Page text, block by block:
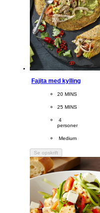
Fajita med kylling
CookingTime
20 MINS
PreparationTime
25 MINS
Servings
4
personer
Difficulty
Medium
Se opskrift